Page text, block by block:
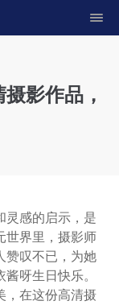
影作品，
灵感的启示，是
世界里，摄影师
赞叹不已，为她
呀生日快乐。
，在这份高清摄